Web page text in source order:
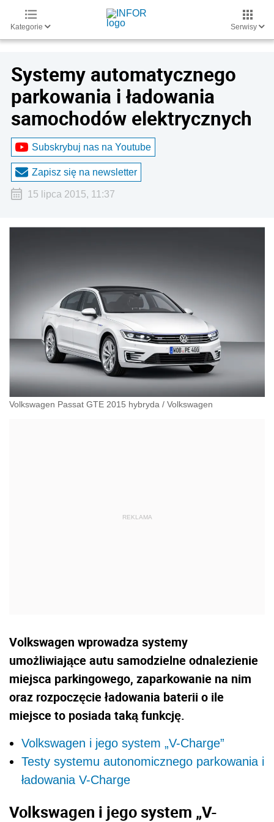
Kategorie Serwisy
Systemy automatycznego
parkowania i ładowania
samochodów elektrycznych
Subskrybuj nas na Youtube
Zapisz się na newsletter
15 lipca 2015, 11:37
Volkswagen Passat GTE 2015 hybryda / Volkswagen
Volkswagen wprowadza systemy
umożliwiające autu samodzielne odnalezienie
miejsca parkingowego, zaparkowanie na nim
oraz rozpoczęcie ładowania baterii o ile
miejsce to posiada taką funkcję.
Volkswagen i jego system „V-Charge”
Testy systemu autonomicznego parkowania i
ładowania V-Charge
Volkswagen i jego system „V-